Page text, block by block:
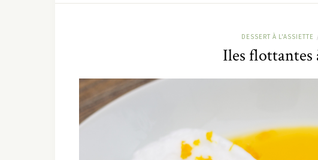
DESSERT À L'ASSIETTE /
Iles flottantes